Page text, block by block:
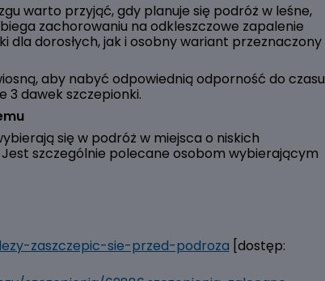
warto przyjąć, gdy planuje się podróż w leśne,
zachorowaniu na odkleszczowe zapalenie
dla dorosłych, jak i osobny wariant przeznaczony
aby nabyć odpowiednią odporność do czasu
3 dawek szczepionki.
się w podróż w miejsca o niskich
szczególnie polecane osobom wybierającym
zaszczepic-sie-przed-podroza [dostęp: